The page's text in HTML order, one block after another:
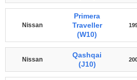
Nissan
Primera
Traveller
(W10)
Nissan
Qashqai
(J10)